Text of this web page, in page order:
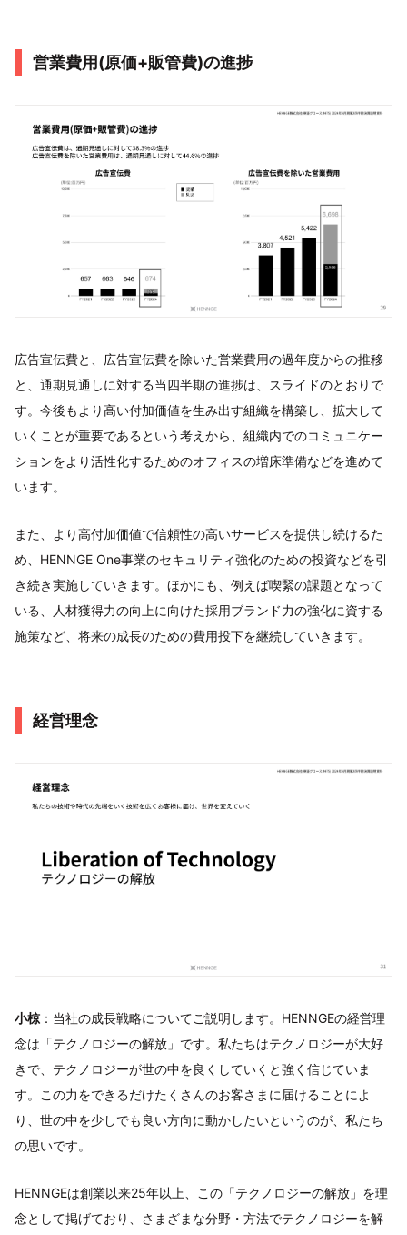
営業費⽤(原価+販管費)の進捗
広告宣伝費と、広告宣伝費を除いた営業費用の過年度からの推移
と、通期見通しに対する当四半期の進捗は、スライドのとおりで
す。今後もより高い付加価値を生み出す組織を構築し、拡大して
いくことが重要であるという考えから、組織内でのコミュニケー
ションをより活性化するためのオフィスの増床準備などを進めて
います。
また、より高付加価値で信頼性の高いサービスを提供し続けるた
め、HENNGE One事業のセキュリティ強化のための投資などを引
き続き実施していきます。ほかにも、例えば喫緊の課題となって
いる、人材獲得力の向上に向けた採用ブランド力の強化に資する
施策など、将来の成長のための費用投下を継続していきます。
経営理念
小椋 ：当社の成長戦略についてご説明します。HENNGEの経営理
念は「テクノロジーの解放」です。私たちはテクノロジーが大好
きで、テクノロジーが世の中を良くしていくと強く信じていま
す。この力をできるだけたくさんのお客さまに届けることによ
り、世の中を少しでも良い方向に動かしたいというのが、私たち
の思いです。
HENNGEは創業以来25年以上、この「テクノロジーの解放」を理
念として掲げており、さまざまな分野・方法でテクノロジーを解